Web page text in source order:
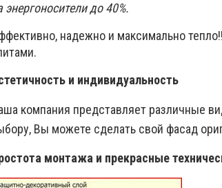
энергоносители до 40%.
надежно и максимально
и индивидуальность
компания представляет различные
Вы можете сделать свой фасад
монтажа и прекрасные